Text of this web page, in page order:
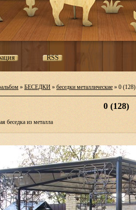
RSS
» БЕСЕДКИ » беседки металлические » 0 (128)
0 (128)
беседка из металла